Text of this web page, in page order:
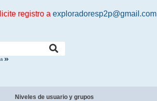
registro a exploradoresp2p@gmail.com
Niveles de usuario y grupos